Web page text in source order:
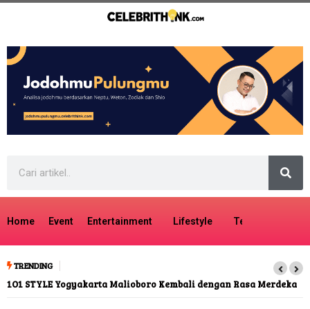
Home Event Entertainment Lifestyle Tech
TRENDING
1O1 STYLE Yogyakarta Malioboro Kembali dengan Rasa Merdeka